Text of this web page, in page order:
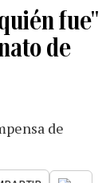
fue"
de
de